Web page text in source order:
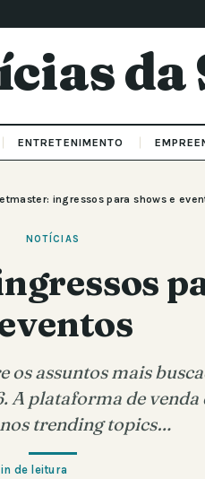
da
ENTRETENIMENTO
ingressos para shows e
NOTÍCIAS
assuntos mais
plataforma de venda
trending topics…
de leitura